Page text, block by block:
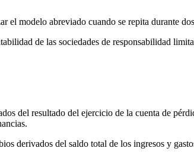
el modelo abreviado cuando se repita durante
de las sociedades de responsabilidad
del resultado del ejercicio de la cuenta de
derivados del saldo total de los ingresos y